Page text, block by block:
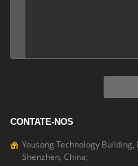
CONTATE-NOS
Yousong Technology
Shenzhen, China;